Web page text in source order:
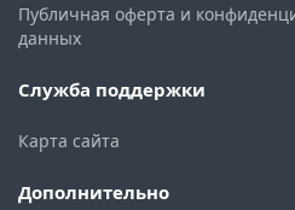
Публичная оферта и
данных
Служба поддержки
Карта сайта
Дополнительно